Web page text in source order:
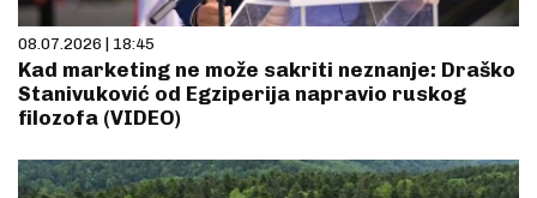
08.07.2026 | 18:45
Kad marketing ne može sakriti neznanje: Draško
Stanivuković od Egziperija napravio ruskog
filozofa (VIDEO)